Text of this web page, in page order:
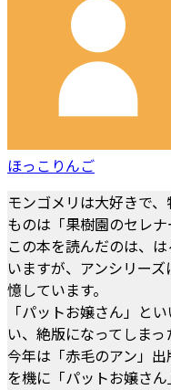
ほっこりんご
モンゴメリは大好きで
ものは「果樹園のセレナ
この本を読んだのは、
いますが、アンシリー
憶しています。
「パットお嬢さん」と
い、絶版になってしまっ
今年は「赤毛のアン」
を機に「パットお嬢さ